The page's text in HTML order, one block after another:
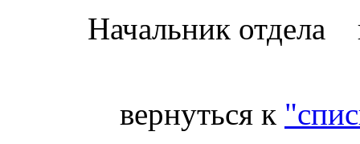
Начальник отдела
вернуться к